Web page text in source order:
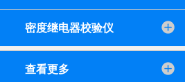
密度继电器校验仪
查看更多